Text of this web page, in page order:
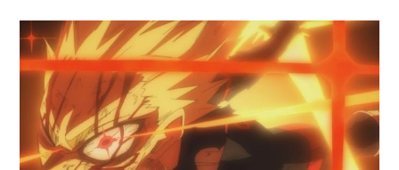
秋アニメ 冬アニメ
男性声優/女性声優一覧
FOLLOW US